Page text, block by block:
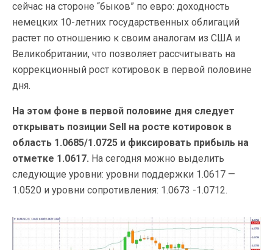
сейчас на стороне “быков” по евро: доходность
немецких 10-летних государственных облигаций
растет по отношению к своим аналогам из США и
Великобритании, что позволяет рассчитывать на
коррекционный рост котировок в первой половине
дня.
На этом фоне в первой половине дня следует
открывать позиции Sell на росте котировок в
область 1.0685/1.0725 и фиксировать прибыль на
отметке 1.0617. На сегодня можно выделить
следующие уровни: уровни поддержки 1.0617 —
1.0520 и уровни сопротивления: 1.0673 -1.0712.